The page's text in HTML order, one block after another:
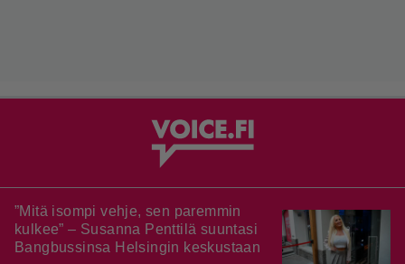
”Mitä isompi vehje, sen paremmin
kulkee” – Susanna Penttilä suuntasi
Bangbussinsa Helsingin keskustaan